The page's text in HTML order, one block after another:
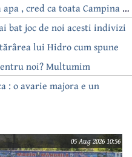
, cred ca toata Campina s-
apa!!
bat joc de noi acesti indivizi
lui Hidro cum spune
noi? Multumim
: o avarie majora e un
05 Aug 2026 10:56